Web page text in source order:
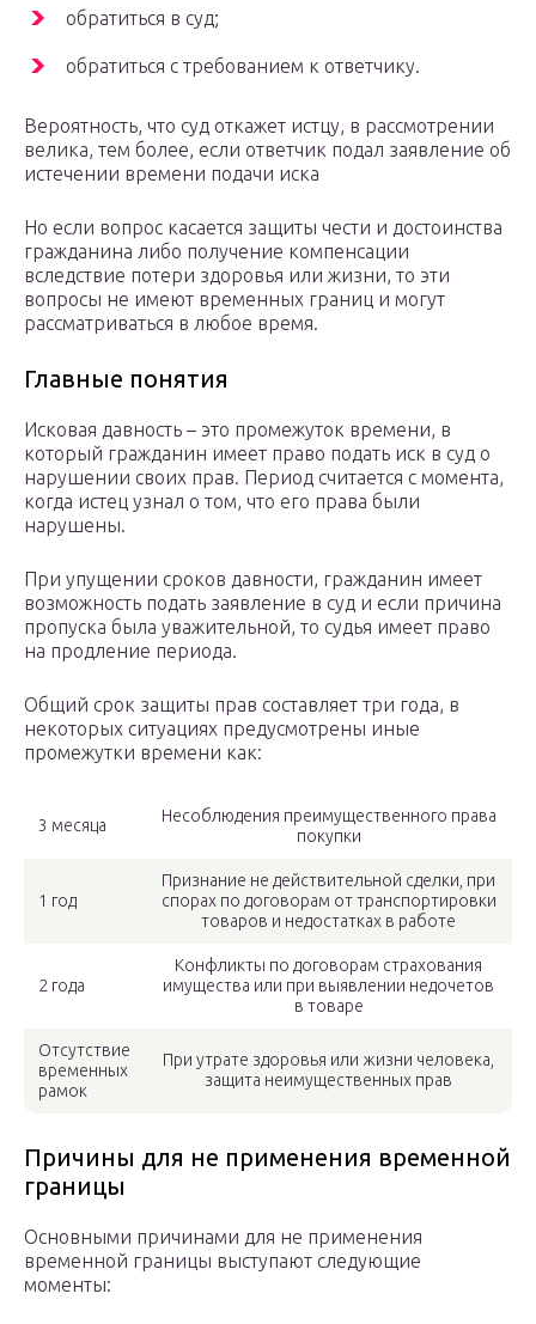
обратиться в суд;
обратиться с требованием к ответчику.
Вероятность, что суд откажет истцу, в рассмотрении
велика, тем более, если ответчик подал заявление об
истечении времени подачи иска
Но если вопрос касается защиты чести и достоинства
гражданина либо получение компенсации
вследствие потери здоровья или жизни, то эти
вопросы не имеют временных границ и могут
рассматриваться в любое время.
Главные понятия
Исковая давность – это промежуток времени, в
который гражданин имеет право подать иск в суд о
нарушении своих прав. Период считается с момента,
когда истец узнал о том, что его права были
нарушены.
При упущении сроков давности, гражданин имеет
возможность подать заявление в суд и если причина
пропуска была уважительной, то судья имеет право
на продление периода.
Общий срок защиты прав составляет три года, в
некоторых ситуациях предусмотрены иные
промежутки времени как:
3 месяца
Несоблюдения преимущественного права
покупки
1 год
Признание не действительной сделки, при
спорах по договорам от транспортировки
товаров и недостатках в работе
2 года
Конфликты по договорам страхования
имущества или при выявлении недочетов
в товаре
Отсутствие
временных
рамок
При утрате здоровья или жизни человека,
защита неимущественных прав
Причины для не применения временной
границы
Основными причинами для не применения
временной границы выступают следующие
моменты: